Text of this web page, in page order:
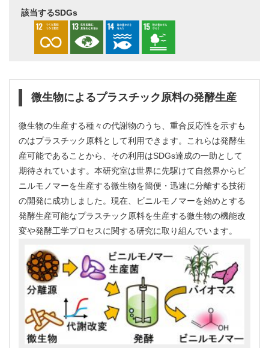
該当するSDGs
微生物によるプラスチック原料の発酵生産
微生物の生産する種々の代謝物のうち、重合反応性を示すも
のはプラスチック原料として利用できます。これらは発酵生
産可能であることから、その利用はSDGs達成の一助として
期待されています。本研究室は世界に先駆けて自然界からビ
ニルモノマーを生産する微生物を簡便・迅速に分離する技術
の開発に成功しました。現在、ビニルモノマーを始めとする
発酵生産可能なプラスチック原料を生産する微生物の機能改
変や発酵工学プロセスに関する研究に取り組んでいます。